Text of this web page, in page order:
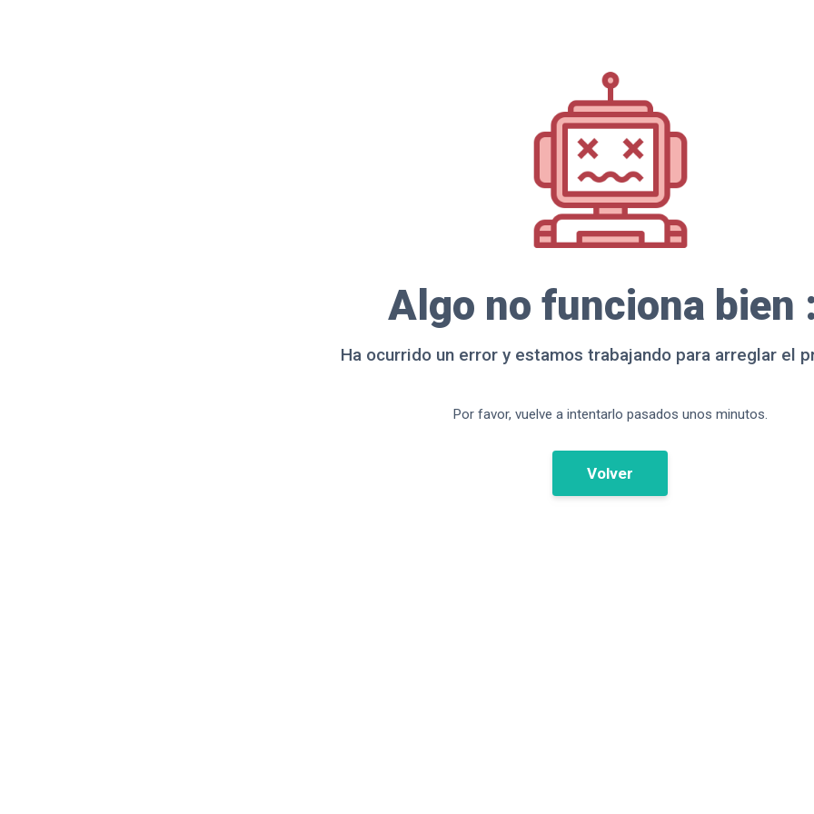
Algo no funciona bien
Ha ocurrido un error y estamos trabajando para arreglar el
Por favor, vuelve a intentarlo pasados unos minutos.
Volver